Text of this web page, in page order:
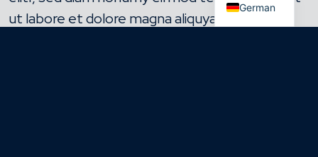
ut labore et dolore magna aliquyam erat, sed
German